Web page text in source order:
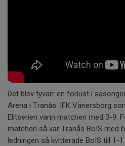
Det blev tyvärr en förlust i
Arena i Tranås. IFK Vänersborg
Elitserien vann matchen med 3-9.
matchen så var Tranås BoIS med
ledningen så kvitterade BoIS till 1-